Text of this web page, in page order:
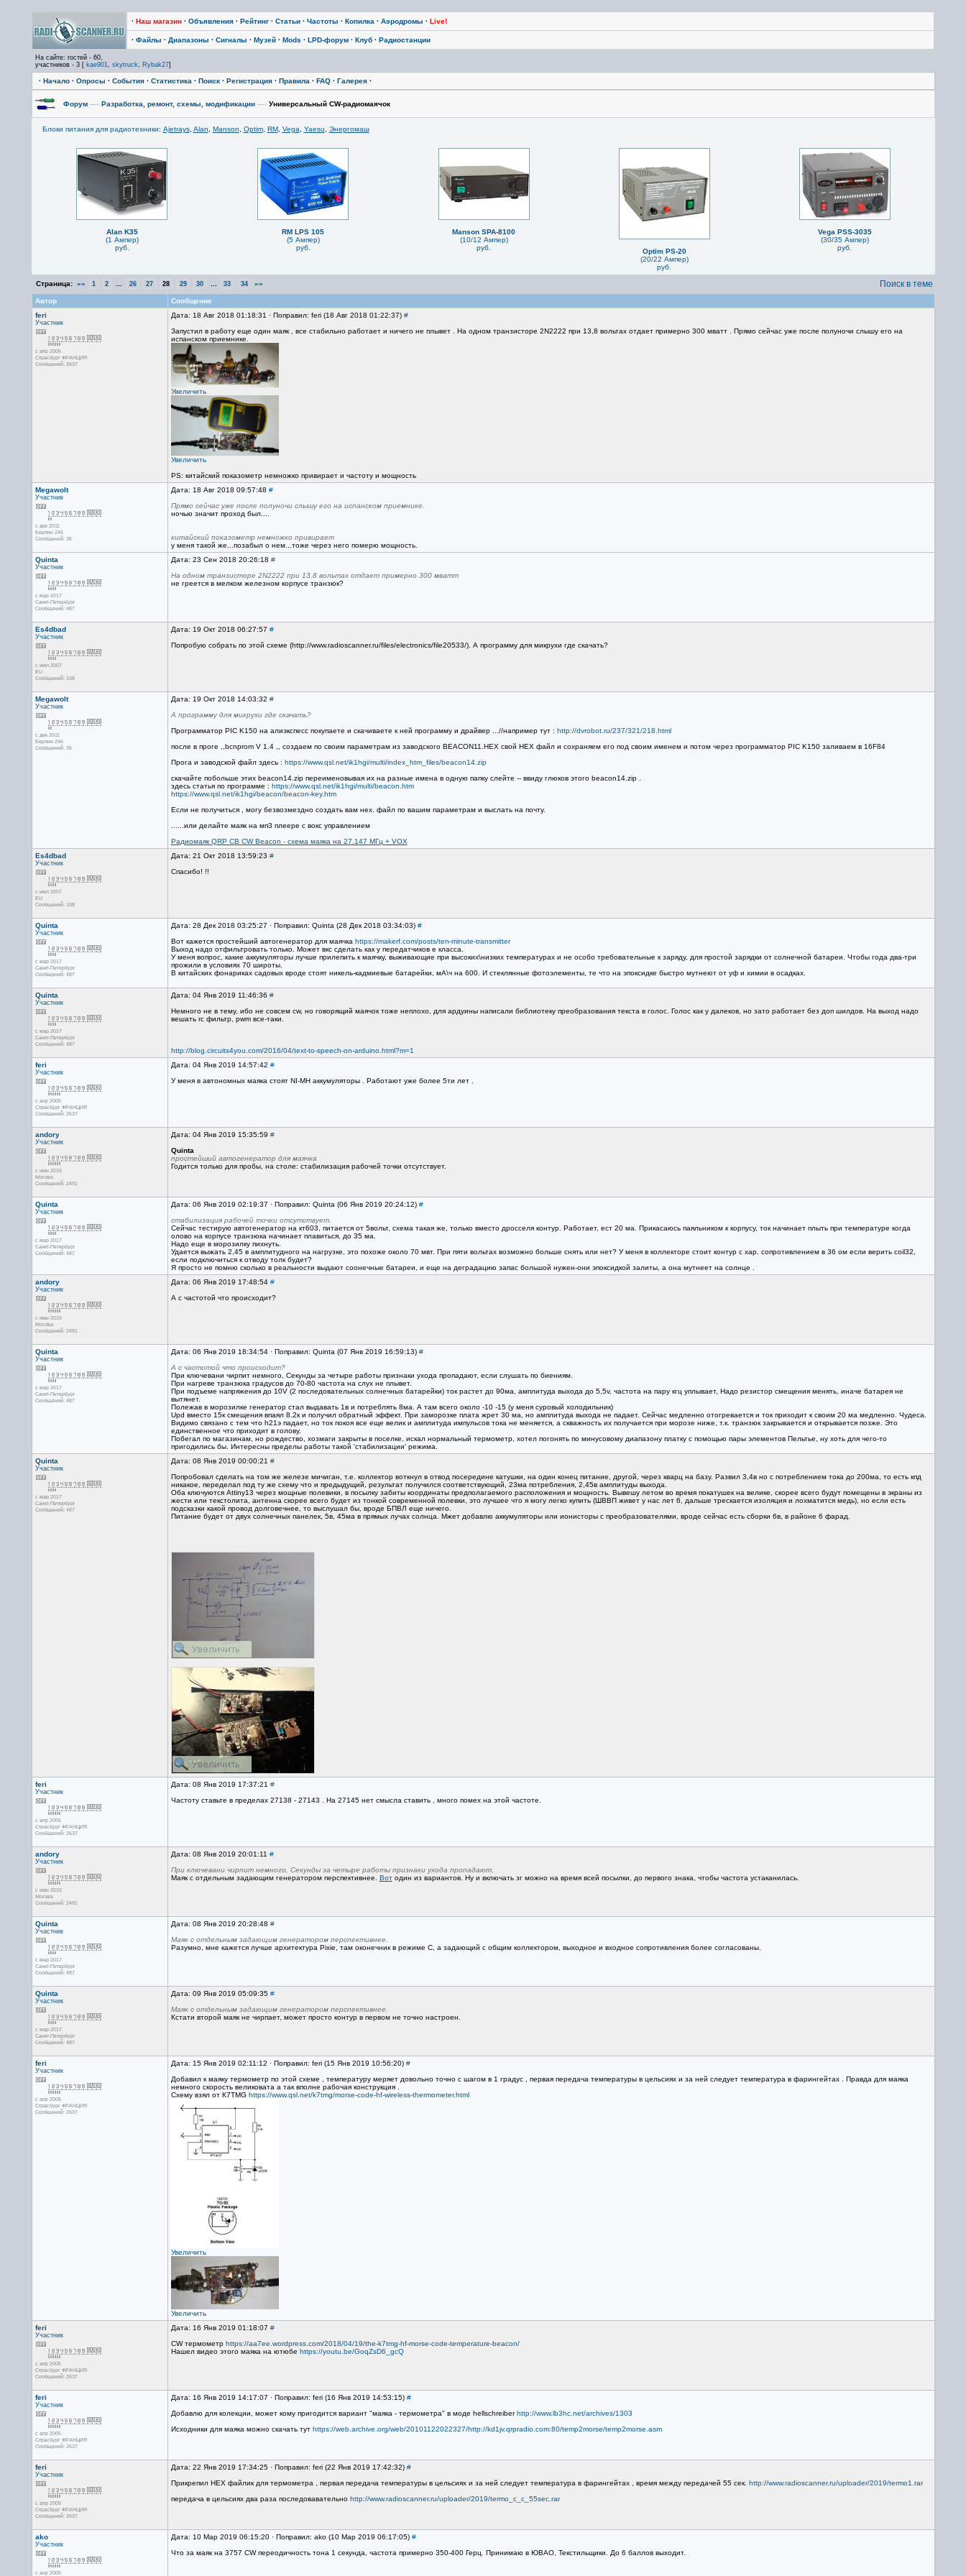
· Наш магазин· Объявления· Рейтинг· Статьи· Частоты · Копилка · Аэродромы · Live!
· Файлы · Диапазоны · Сигналы · Музей· Mods · LPD-форум· Клуб· Радиостанции
На сайте: гостей - 60,
участников - 3 [ kae901, skytruck, Rybak27]
· Начало· Опросы · События· Статистика · Поиск· Регистрация· Правила · FAQ· Галерея·
Форум —› Разработка, ремонт, схемы, модификации —›Универсальный CW-радиомаячок
Блоки питания для радиотехники: Ajetrays, Alan Manson Optim, RM, Vega Yaesu Энергомаш
Alan K35
(1 Ампер)
руб.
RM LPS 105
(5 Ампер)
руб.
Manson SPA-8100
(10/12 Ампер)
руб.
Optim PS-20
(20/22 Ампер)
руб.
Vega PSS-3035
(30/35 Ампер)
руб.
Страница: «« 1 2 26 27 28 29 30 33 34 »» Поиск в теме
Автор
Сообщение
feri
Участник
с апр 2005
Страсбург ФРАНЦИЯ
Сообщений: 2637
Дата: 18 Авг 2018 01:18:31 · Поправил: feri (18 Авг 2018 01:22:37) #
Запустил в работу еще один маяк , все стабильно работает и ничего не плывет . На одном транзисторе 2N2222 при 13,8 вольтах отдает примерно 300 мватт . Прямо сейчас уже после полуночи слышу его на
испанском приемнике.
Увеличить
Увеличить
PS: китайский показометр немножко привирает и частоту и мощность
Megawolt
Участник
с дек 2011
Берлин 246
Сообщений: 35
Дата: 18 Авг 2018 09:57:48 #
Прямо сейчас уже после полуночи слышу его на испанском приемнике.
ночью значит проход был....
китайский показометр немножко привирает
у меня такой же...позабыл о нем...тоже через него померю мощность.
Quinta
Участник
с мар 2017
Санкт-Петербург
Сообщений: 487
Дата: 23 Сен 2018 20:26:18 #
На одном транзисторе 2N2222 при 13,8 вольтах отдает примерно 300 мватт
не греется в мелком железном корпусе транзюк?
Es4dbad
Участник
с июл 2007
EU
Сообщений: 108
Дата: 19 Окт 2018 06:27:57 #
Попробую собрать по этой схеме (http://www.radioscanner.ru/files/electronics/file20533/). А программу для микрухи где скачать?
Megawolt
Участник
с дек 2011
Берлин 246
Сообщений: 35
Дата: 19 Окт 2018 14:03:32 #
А программу для микрухи где скачать?
Программатор PIC K150 на алиэкспесс покупаете и скачиваете к ней программу и драйвер ...//например тут : http://dvrobot.ru/237/321/218.html
после в проге ,,bcnprom V 1.4 ,, создаем по своим параметрам из заводского BEACON11.HEX свой HEX файл и сохраняем его под своим именем и потом через программатор PIC K150 заливаем в 16F84
Прога и заводской файл здесь : https://www.qsl.net/ik1hgi/multi/index_htm_files/beacon14.zip
скачайте побольше этих beacon14.zip переименовывая их на разные имена в одную папку слейте -- ввиду глюков этого beacon14.zip .
здесь статья по программе : https://www.qsl.net/ik1hgi/multi/beacon.htm
https://www.qsl.net/ik1hgi/beacon/beacon-key.htm
Если не получиться , могу безвозмездно создать вам нех. файл по вашим параметрам и выслать на почту.
......или делайте маяк на мп3 плеере с вокс управлением
Радиомаяк QRP CB CW Beacon - схема маяка на 27.147 МГц + VOX
Es4dbad
Участник
с июл 2007
EU
Сообщений: 108
Дата: 21 Окт 2018 13:59:23 #
Спасибо! !!
Quinta
Участник
с мар 2017
Санкт-Петербург
Сообщений: 487
Дата: 28 Дек 2018 03:25:27 · Поправил: Quinta (28 Дек 2018 03:34:03) #
Вот кажется простейший автогенератор для маячка https://makerf.com/posts/ten-minute-transmitter
Выход надо отфильтровать только. Может вкс сделать как у передатчиков е класса.
У меня вопрос, какие аккумуляторы лучше прилепить к маячку, выживающие при высоких\низких температурах и не особо требовательные к заряду, для простой зарядки от солнечной батареи. Чтобы года два-три
прожили в условиях 70 широты.
В китайских фонариках садовых вроде стоят никель-кадмиевые батарейки, мА\ч на 600. И стеклянные фотоэлементы, те что на эпоксидке быстро мутнеют от уф и химии в осадках.
Quinta
Участник
с мар 2017
Санкт-Петербург
Сообщений: 487
Дата: 04 Янв 2019 11:46:36 #
Немного не в тему, ибо не совсем cw, но говорящий маячок тоже неплохо, для ардуины написали библиотеку преобразования текста в голос. Голос как у далеков, но зато работает без доп шилдов. На выход надо
вешать rc фильтр, pwm все-таки.
http://blog.circuits4you.com/2016/04/text-to-speech-on-arduino.html?m=1
feri
Участник
с апр 2005
Страсбург ФРАНЦИЯ
Сообщений: 2637
Дата: 04 Янв 2019 14:57:42 #
У меня в автономных маяка стоят NI-MH аккумуляторы . Работают уже более 5ти лет .
andory
Участник
с июн 2015
Москва
Сообщений: 2491
Дата: 04 Янв 2019 15:35:59 #
Quinta
простейший автогенератор для маячка
Годится только для пробы, на столе: стабилизация рабочей точки отсутствует.
Quinta
Участник
с мар 2017
Санкт-Петербург
Сообщений: 487
Дата: 06 Янв 2019 02:19:37 · Поправил: Quinta (06 Янв 2019 20:24:12) #
стабилизация рабочей точки отсутствует.
Сейчас тестирую автогенератор на кт603, питается от 5вольт, схема такая же, только вместо дросселя контур. Работает, ест 20 ма. Прикасаюсь паяльником к корпусу, ток начинает плыть при температуре когда
олово на корпусе транзюка начинает плавиться, до 35 ма.
Надо еще в морозилку пихнуть.
Удается выжать 2,45 в амплитудного на нагрузке, это похоже около 70 мвт. При пяти вольтах возможно больше снять или нет? У меня в коллекторе стоит контур с хар. сопротивлением в 36 ом если верить coil32,
если подключиться к отводу толк будет?
Я просто не помню сколько в реальности выдают соонечные батареи, и еще на деградацию запас большой нужен-они эпоксидкой залиты, а она мутнеет на солнце .
andory
Участник
с июн 2015
Москва
Сообщений: 2491
Дата: 06 Янв 2019 17:48:54 #
А с частотой что происходит?
Quinta
Участник
с мар 2017
Санкт-Петербург
Сообщений: 487
Дата: 06 Янв 2019 18:34:54 · Поправил: Quinta (07 Янв 2019 16:59:13) #
А с частотой что происходит?
При ключевани чирпит немного, Секунды за четыре работы признаки ухода пропадают, если слушать по биениям.
При нагреве транзюка градусов до 70-80 частота на слух не плывет.
При подъеме напряжения до 10V (2 последовательных солнечных батарейки) ток растет до 90ма, амплитуда выхода до 5,5v, частота на пару кгц уплывает, Надо резистор смещения менять, иначе батарея не
вытянет.
Полежав в морозилке генератор стал выдавать 1в и потреблять 8ма. А там всего около -10 -15 (у меня суровый холодильник)
Upd вместо 15к смещения впаял 8.2к и получил обратный эффект. При заморозке плата жрет 30 ма, но амплитуда выхода не падает. Сейчас медленно отогревается и ток приходит к своим 20 ма медленно. Чудеса.
Видимо связано с тем что h21э падает, но ток покоя все еще велик и амплитуда импульсов тока не меняется, а скважность их получается при морозе ниже, т.к. транзюк закрывается и открывается позже. Это
единственное что приходит в голову.
Побегал по магазинам, но рождество, хозмаги закрыты в поселке, искал нормальный термометр, хотел погонять по минусовому диапазону платку с помощью пары элементов Пельтье, ну хоть для чего-то
пригодились бы. Интересны пределы работы такой 'стабилизации' режима.
Quinta
Участник
с мар 2017
Санкт-Петербург
Сообщений: 487
Дата: 08 Янв 2019 00:00:21 #
Попробовал сделать на том же железе мичиган, т.е. коллектор воткнул в отвод посередине катушки, на один конец питание, другой, через кварц на базу. Развил 3,4в но с потреблением тока до 200ма, то есть кпд
никакое, переделал под ту же схему что и предыдущий, результат получился соответствующий, 23ма потребления, 2,45в амплитуды выхода.
Оба ключуются Attiny13 через мощные полевики, в посылку забиты координаты предполагаемого расположения и мощность. Вывешу летом во время покатушек на велике, скорее всего будут помещены в экраны из
жести или текстолита, антенна скорее всего будет из тонкой современной полевки, это лучшее что я могу легко купить (ШВВП живет у нас лет 6, дальше трескается изоляция и лохматится медь), но если есть
подсказки какой провод долговечнее, то выслушал бы, вроде БПВЛ еще ничего.
Питание будет от двух солнечных панелек, 5в, 45ма в прямых лучах солнца. Мжет добавлю аккумуляторы или ионисторы с преобразователями, вроде сейчас есть сборки 6в, в районе 6 фарад.
feri
Участник
с апр 2005
Страсбург ФРАНЦИЯ
Сообщений: 2637
Дата: 08 Янв 2019 17:37:21 #
Частоту ставьте в пределах 27138 - 27143 . На 27145 нет смысла ставить , много помех на этой частоте.
andory
Участник
с июн 2015
Москва
Сообщений: 2491
Дата: 08 Янв 2019 20:01:11 #
При ключевани чирпит немного, Секунды за четыре работы признаки ухода пропадают,
Маяк с отдельным задающим генератором перспективнее. Вотодин из вариантов. Ну и включать зг можно на время всей посылки, до первого знака, чтобы частота устаканилась.
Quinta
Участник
с мар 2017
Санкт-Петербург
Сообщений: 487
Дата: 08 Янв 2019 20:28:48 #
Маяк с отдельным задающим генератором перспективнее.
Разумно, мне кажется лучше архитектура Pixie, там оконечник в режиме C, а задающий с общим коллектором, выходное и входное сопротивления более согласованы.
Quinta
Участник
с мар 2017
Санкт-Петербург
Сообщений: 487
Дата: 09 Янв 2019 05:09:35 #
Маяк с отдельным задающим генератором перспективнее.
Кстати второй маяк не чирпает, может просто контур в первом не точно настроен.
feri
Участник
с апр 2005
Страсбург ФРАНЦИЯ
Сообщений: 2637
Дата: 15 Янв 2019 02:11:12 · Поправил: feri (15 Янв 2019 10:56:20) #
Добавил к маяку термометр по этой схеме , температуру меряет довольно точно с шагом в 1 градус , первая передача температуры в цельсиях и за ней следует температура в фарингейтах . Правда для маяка
немного скорость великовата а так вполне рабочая конструкция .
Схему взял от К7ТМG https://www.qsl.net/k7tmg/morse-code-hf-wireless-thermometer.html
Увеличить
Увеличить
feri
Участник
с апр 2005
Страсбург ФРАНЦИЯ
Сообщений: 2637
Дата: 16 Янв 2019 01:18:07 #
CW термометр https://aa7ee.wordpress.com/2018/04/19/the-k7tmg-hf-morse-code-temperature-beacon/
Нашел видео этого маяка на ютюбе https://youtu.be/GoqZsD6_gcQ
feri
Участник
с апр 2005
Страсбург ФРАНЦИЯ
Сообщений: 2637
Дата: 16 Янв 2019 14:17:07 · Поправил: feri (16 Янв 2019 14:53:15) #
Добавлю для колекции, может кому пригодится вариант "маяка - термометра" в моде hellschreiberhttp://www.lb3hc.net/archives/1303
Исходники для маяка можно скачать тут https://web.archive.org/web/20101122022327/http://kd1jv.qrpradio.com:80/temp2morse/temp2morse.asm
feri
Участник
с апр 2005
Страсбург ФРАНЦИЯ
Сообщений: 2637
Дата: 22 Янв 2019 17:34:25 · Поправил: feri (22 Янв 2019 17:42:32) #
Прикрепил HEX файлик для термометра , первая передача температуры в цельсиях и за ней следует температура в фарингейтах , время между передачей 55 сек. http://www.radioscanner.ru/uploader/2019/termo1.rar
передача в цельсиях два раза последовавательно http://www.radioscanner.ru/uploader/2019/termo_c_c_55sec.rar
ako
Участник
с апр 2005
Дата: 10 Мар 2019 06:15:20 · Поправил: ako (10 Мар 2019 06:17:05) #
Что за маяк на 3757 CW переодичность тона 1 секунда, частота примерно 350-400 Герц. Принимаю в ЮВАО, Текстильщики. До 6 баллов выходит.